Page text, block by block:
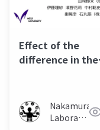
Effect of the
difference in the
the ease ofNakamura
Laboratory